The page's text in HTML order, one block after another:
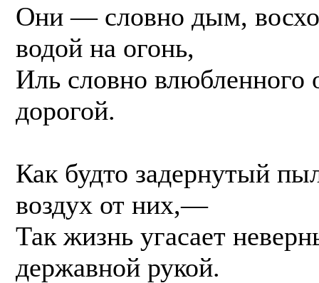
Они — словно дым,
водой на огонь,
Иль словно влюбленного
дорогой.
Как будто задернутый
воздух от них,—
Так жизнь угасает
державной рукой.